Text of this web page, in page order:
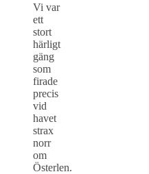
Vi var
ett
stort
härligt
gäng
som
firade
precis
vid
havet
strax
norr
om
Österlen.